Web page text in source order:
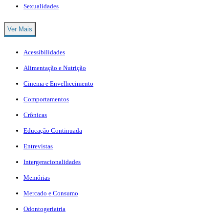
Sexualidades
Ver Mais
Acessibilidades
Alimentação e Nutrição
Cinema e Envelhecimento
Comportamentos
Crônicas
Educação Continuada
Entrevistas
Intergeracionalidades
Memórias
Mercado e Consumo
Odontogeriatria